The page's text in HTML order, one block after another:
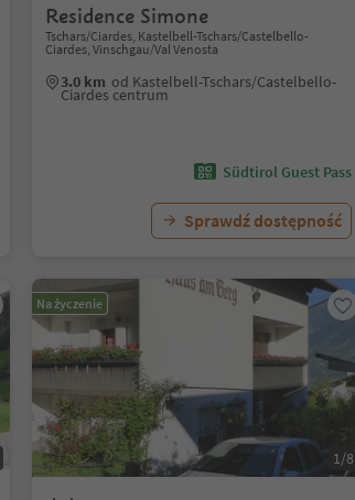
Residence Simone
Tschars/Ciardes, Kastelbell-Tschars/Castelbello-
Ciardes, Vinschgau/Val Venosta
3.0 km od Kastelbell-Tschars/Castelbello-
Ciardes centrum
Südtirol Guest Pass
Sprawdź dostępność
Na życzenie
1/8